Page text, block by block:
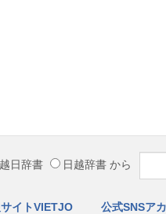
越日辞書 日越辞書 から
イトVIETJO 公式SNSア